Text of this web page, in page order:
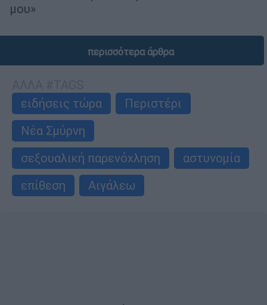
μου»
περισσότερα άρθρα
ειδήσεις τώρα
Περιστέρι
Νέα Σμύρνη
σεξουαλική παρενόχληση
αστυνομία
επίθεση
Αιγάλεω